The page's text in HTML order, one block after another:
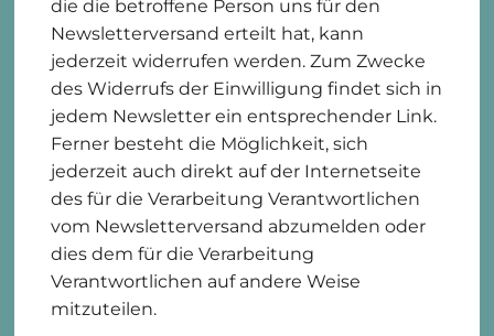
die die betroffene Person uns für den
Newsletterversand erteilt hat, kann
jederzeit widerrufen werden. Zum Zwecke
des Widerrufs der Einwilligung findet sich in
jedem Newsletter ein entsprechender Link.
Ferner besteht die Möglichkeit, sich
jederzeit auch direkt auf der Internetseite
des für die Verarbeitung Verantwortlichen
vom Newsletterversand abzumelden oder
dies dem für die Verarbeitung
Verantwortlichen auf andere Weise
mitzuteilen.